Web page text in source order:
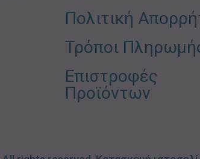
Πολιτική
Τρόποι
Επιστροφές
Προϊόντων